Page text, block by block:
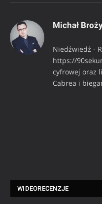
Michał
Niedźwiedź -
https://
cyfrowej oraz
Cabrea i
WIDEORECENZJE